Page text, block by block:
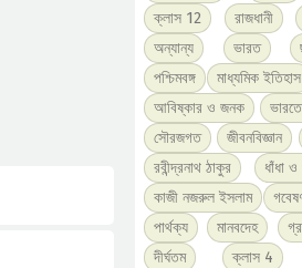
ক্লাস 12
রাজধানী
অন্যান্য
ভারত
পশ্চিমবঙ্গ
মাধ্যমিক ইতিহাস
আবিষ্কার ও জনক
সৌরজগত
জীবনবিজ্ঞান
রবীন্দ্রনাথ ঠাকুর
ধাঁধা
কাজী নজরুল ইসলাম
পার্থক্য
মানবদেহ
দীর্ঘতম
ক্লাস 4